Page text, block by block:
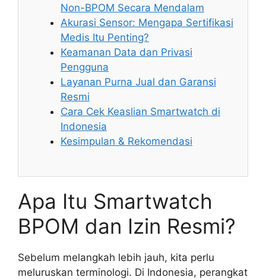
Non-BPOM Secara Mendalam
Akurasi Sensor: Mengapa Sertifikasi
Medis Itu Penting?
Keamanan Data dan Privasi
Pengguna
Layanan Purna Jual dan Garansi
Resmi
Cara Cek Keaslian Smartwatch di
Indonesia
Kesimpulan & Rekomendasi
Apa Itu Smartwatch
BPOM dan Izin Resmi?
Sebelum melangkah lebih jauh, kita perlu
meluruskan terminologi. Di Indonesia, perangkat